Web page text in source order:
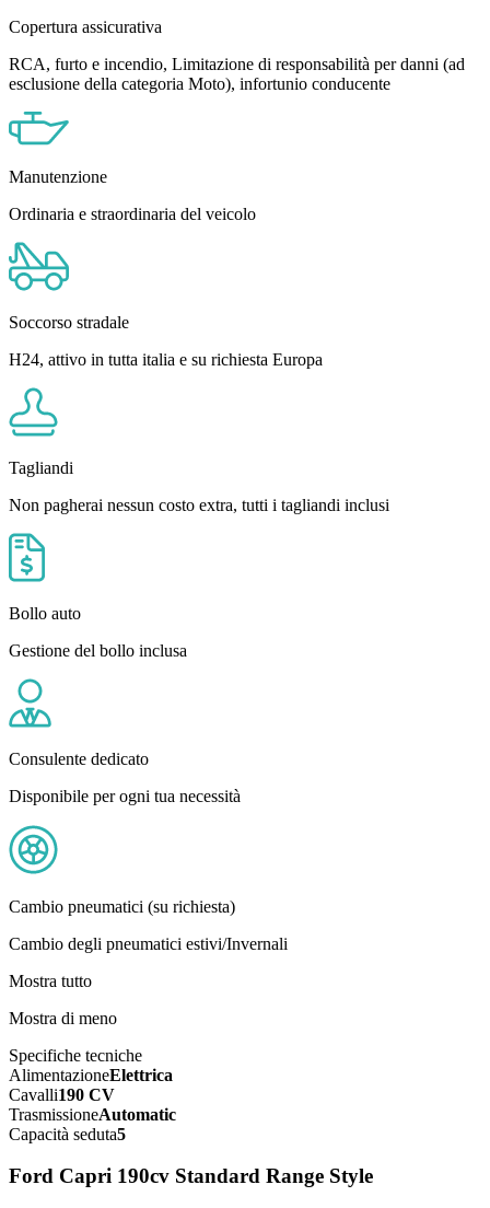
Copertura assicurativa
RCA, furto e incendio, Limitazione di responsabilità per danni (ad
esclusione della categoria Moto), infortunio conducente
Manutenzione
Ordinaria e straordinaria del veicolo
Soccorso stradale
H24, attivo in tutta italia e su richiesta Europa
Tagliandi
Non pagherai nessun costo extra, tutti i tagliandi inclusi
Bollo auto
Gestione del bollo inclusa
Consulente dedicato
Disponibile per ogni tua necessità
Cambio pneumatici (su richiesta)
Cambio degli pneumatici estivi/Invernali
Mostra tutto
Mostra di meno
Specifiche tecniche
AlimentazioneElettrica
Cavalli190 CV
TrasmissioneAutomatic
Capacità seduta5
Ford Capri 190cv Standard Range Style